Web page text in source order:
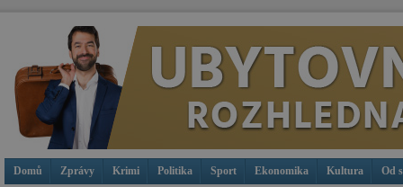
Domů Zprávy Krimi Politika Sport Ekonomika Kultura Od